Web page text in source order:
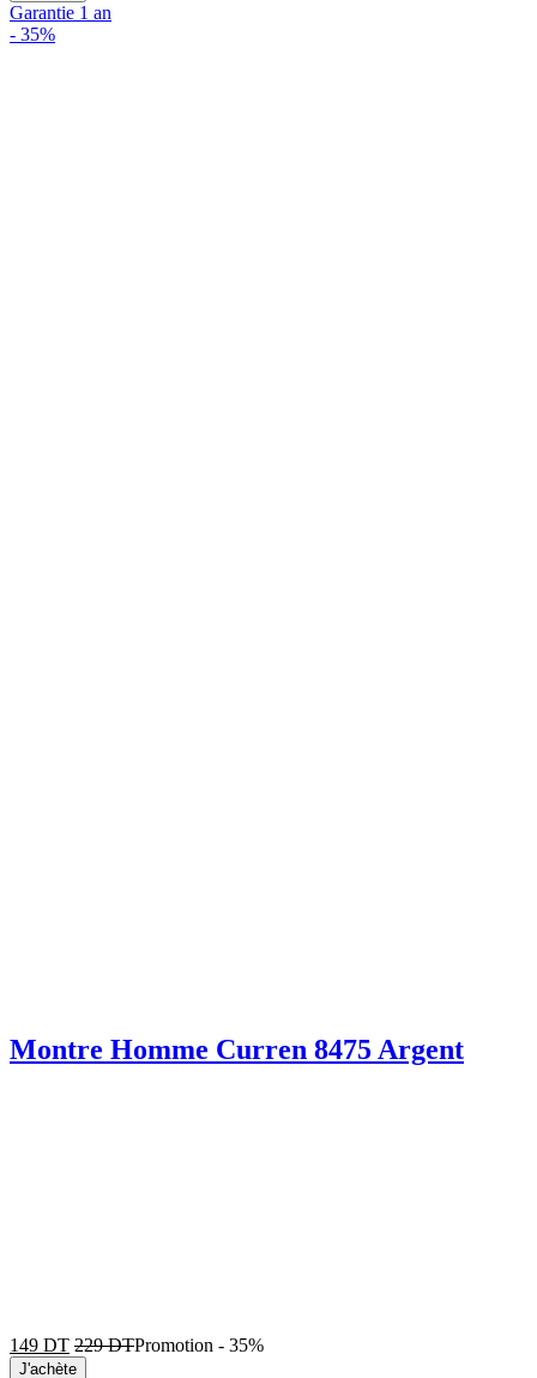
Garantie 1 an
- 35%
Montre Homme Curren 8475 Argent
149 DT 229DTPromotion - 35%
J'achète